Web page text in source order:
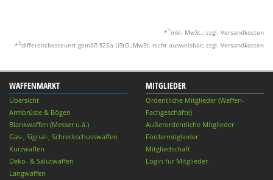
* 1 inkl. MwSt.; zzgl. Versandkosten
*2differenzbesteuert gemäß §25a UStG.;MwSt. nicht ausweisbar; zzgl. Versandkosten
WAFFENMARKT
Übersicht
Armbrüste & Bögen
Blankwaffen (Messer u.ä.)
Gas-, Signal-, Schreckschusswaffen
Kurzwaffen
Deko- & Salutwaffen
Langwaffen
MITGLIEDER
Ordentliche Mitglieder (Waffen-
Fachgeschäfte)
Außerordentliche Mitglieder
Fördermitglieder
Mitgliedschaft
Login für Mitglieder